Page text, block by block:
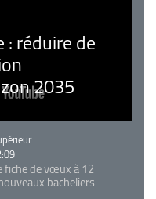
réduire de
2035
fiche de vœux à 12
bacheliers